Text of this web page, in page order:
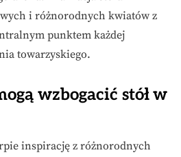
i różnorodnych kwiatów z
punktem każdej
towarzyskiego.
wzbogacić stół w
inspirację z różnorodnych